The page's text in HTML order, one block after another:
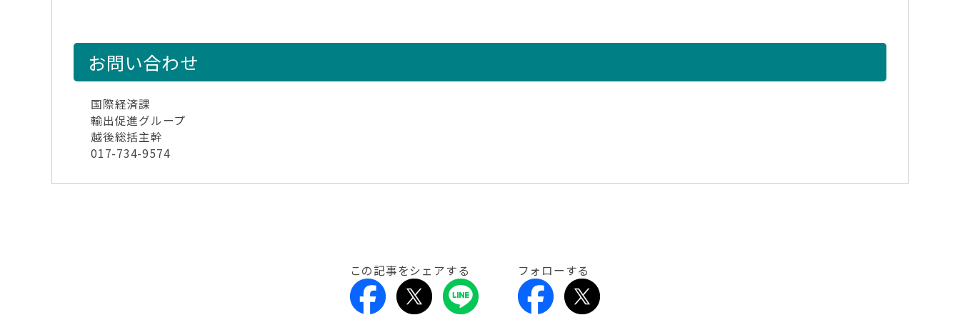
お問い合わせ
国際経済課
輸出促進グループ
越後総括主幹
017-734-9574
この記事をシェアする フォローする